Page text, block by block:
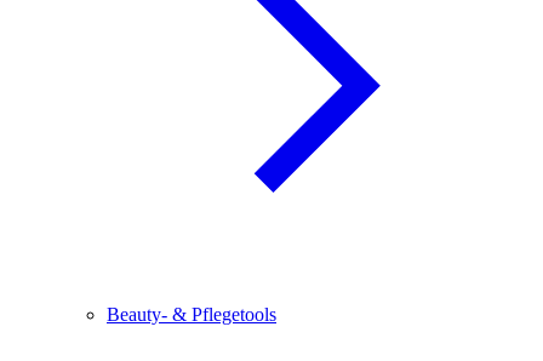
Beauty- & Pflegetools